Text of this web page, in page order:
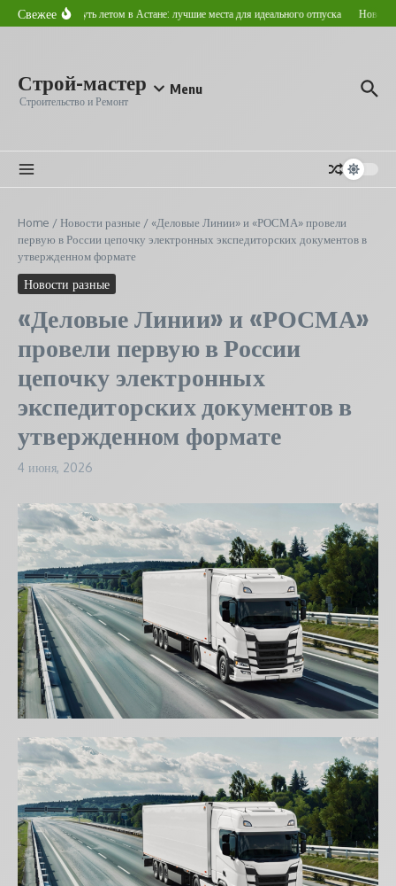
Перейти к содержанию
Свежее
Где отдохнуть летом в Астане: лучшие места для идеального отпуска
Строй-мастер
Строительство и Ремонт
Menu
Home /Новости разные / «Деловые Линии» и «РОСМА» провели
первую в России цепочку электронных экспедиторских документов в
утвержденном формате
Новости разные
«Деловые Линии» и «РОСМА»
провели первую в России
цепочку электронных
экспедиторских документов в
утвержденном формате
4 июня, 2026